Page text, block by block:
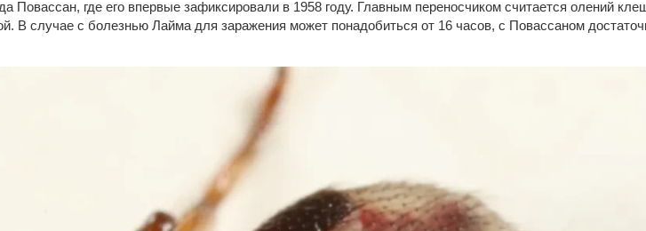
Повассан, где его впервые зафиксировали в 1958 году. Главным переносчиком считается олений
В случае с болезнью Лайма для заражения может понадобиться от 16 часов, с Повассаном